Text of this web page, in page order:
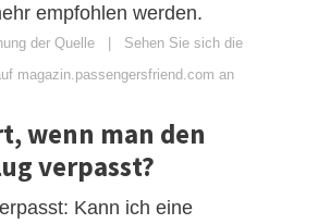
empfohlen werden.
der Quelle | Sehen Sie sich die
magazin.passengersfriend.com an
wenn man den
verpasst?
Kann ich eine